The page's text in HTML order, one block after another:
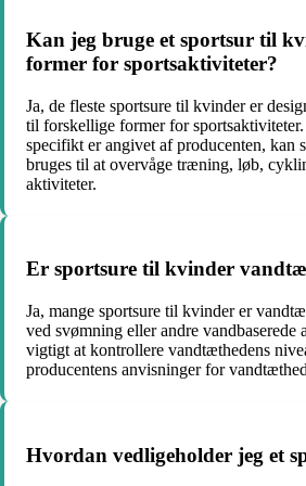
Kan jeg bruge et sportsur til
former for sportsaktiviteter?
Ja, de fleste sportsure til kvinder er
til forskellige former for
specifikt er angivet af producenten, kan
bruges til at overvåge træning, løb,
aktiviteter.
Er sportsure til kvinder
Ja, mange sportsure til kvinder er
ved svømning eller andre vandbaserede
vigtigt at kontrollere vandtæthedens
producentens anvisninger for
Hvordan vedligeholder jeg et